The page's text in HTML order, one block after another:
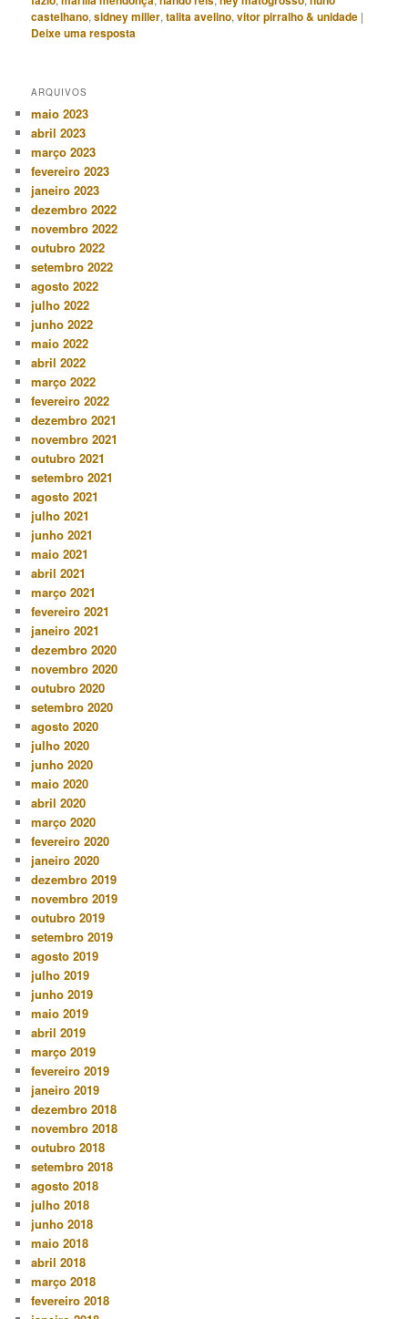
castelhano,sidney miller,talita avelino,vitor pirralho & unidade |
Deixe uma resposta
ARQUIVOS
maio 2023
abril 2023
março 2023
fevereiro 2023
janeiro 2023
dezembro 2022
novembro 2022
outubro 2022
setembro 2022
agosto 2022
julho 2022
junho 2022
maio 2022
abril 2022
março 2022
fevereiro 2022
dezembro 2021
novembro 2021
outubro 2021
setembro 2021
agosto 2021
julho 2021
junho 2021
maio 2021
abril 2021
março 2021
fevereiro 2021
janeiro 2021
dezembro 2020
novembro 2020
outubro 2020
setembro 2020
agosto 2020
julho 2020
junho 2020
maio 2020
abril 2020
março 2020
fevereiro 2020
janeiro 2020
dezembro 2019
novembro 2019
outubro 2019
setembro 2019
agosto 2019
julho 2019
junho 2019
maio 2019
abril 2019
março 2019
fevereiro 2019
janeiro 2019
dezembro 2018
novembro 2018
outubro 2018
setembro 2018
agosto 2018
julho 2018
junho 2018
maio 2018
abril 2018
março 2018
fevereiro 2018